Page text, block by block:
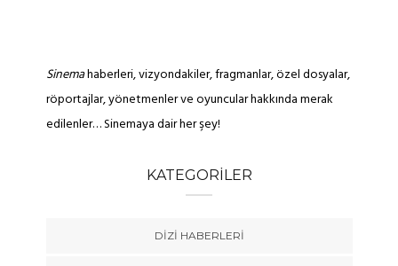
Sinemahaberleri, vizyondakiler, fragmanlar, özel dosyalar,
röportajlar, yönetmenler ve oyuncular hakkında merak
edilenler… Sinemaya dair her şey!
KATEGORILER
DIZI HABERLERI